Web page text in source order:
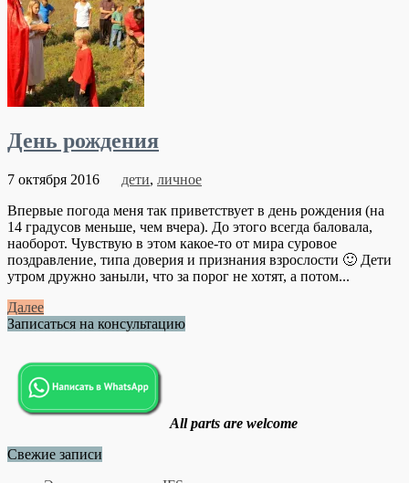
День рождения
7 октября 2016 дети, личное
Впервые погода меня так приветствует в день рождения (на
14 градусов меньше, чем вчера). До этого всегда баловала,
наоборот. Чувствую в этом какое-то от мира суровое
поздравление, типа доверия и признания взрослости 🙂 Дети
утром дружно заныли, что за порог не хотят, а потом...
Далее
Записаться на консультацию
All parts are welcome
Свежие записи